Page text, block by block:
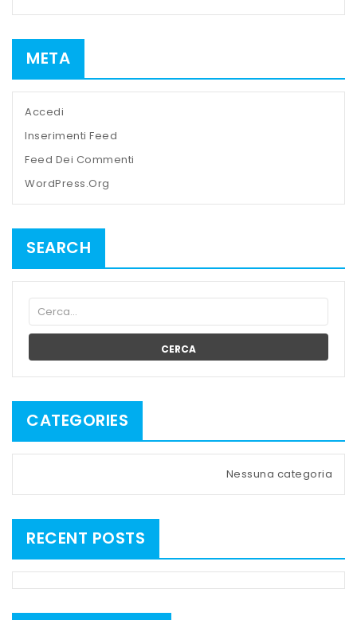
META
Accedi
Inserimenti Feed
Feed Dei Commenti
WordPress.org
SEARCH
CERCA
CATEGORIES
Nessuna categoria
RECENT POSTS